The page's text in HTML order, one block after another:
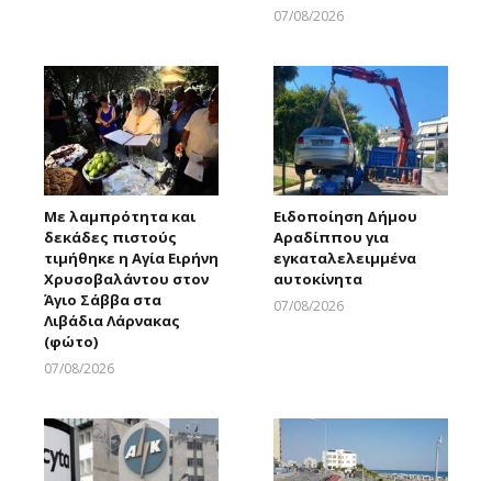
07/08/2026
Με λαμπρότητα και
δεκάδες πιστούς
τιμήθηκε η Αγία Ειρήνη
Χρυσοβαλάντου στον
Άγιο Σάββα στα
Λιβάδια Λάρνακας
(φώτο)
07/08/2026
Ειδοποίηση Δήμου
Αραδίππου για
εγκαταλελειμμένα
αυτοκίνητα
07/08/2026